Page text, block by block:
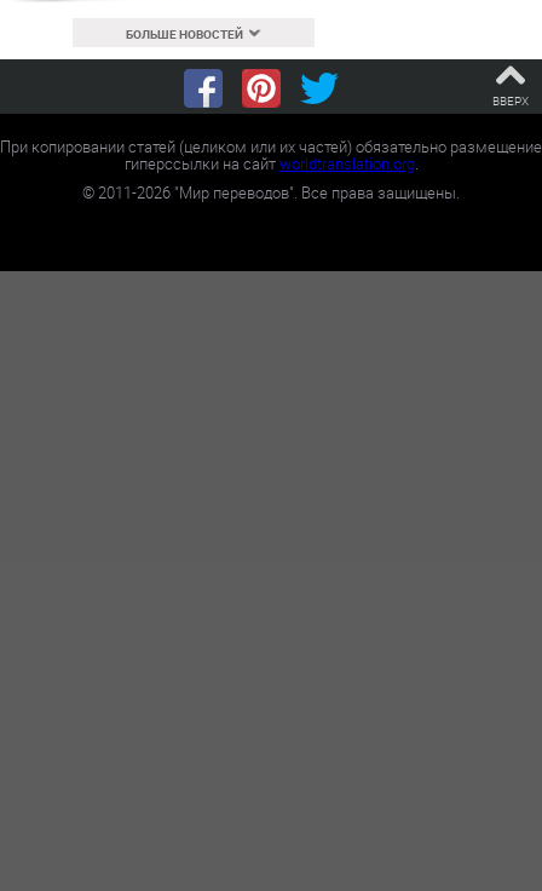
БОЛЬШЕ НОВОСТЕЙ
ВВЕРХ
При копировании статей (целиком или их частей) обязательно размещение
гиперссылки на сайтworldtranslation.org.
©2011-2026 "Мир переводов". Все права защищены.